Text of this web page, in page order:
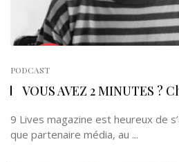
PODCAST
VOUS AVEZ 2 MINUTES ?
9 Lives magazine est heureux de
que partenaire média, au ...